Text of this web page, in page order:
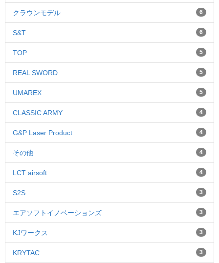
クラウンモデル 6
S&T 6
TOP 5
REAL SWORD 5
UMAREX 5
CLASSIC ARMY 4
G&P Laser Product 4
その他 4
LCT airsoft 4
S2S 3
エアソフトイノベーションズ 3
KJワークス 3
KRYTAC 3